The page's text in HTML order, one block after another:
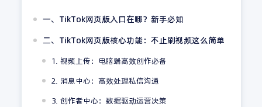
一、TikTok网页版入口在哪？新手必知
二、TikTok网页版核心功能：不止刷视频这么简单
1. 视频上传：电脑端高效创作必备
2. 消息中心：高效处理私信沟通
3. 创作者中心：数据驱动运营决策